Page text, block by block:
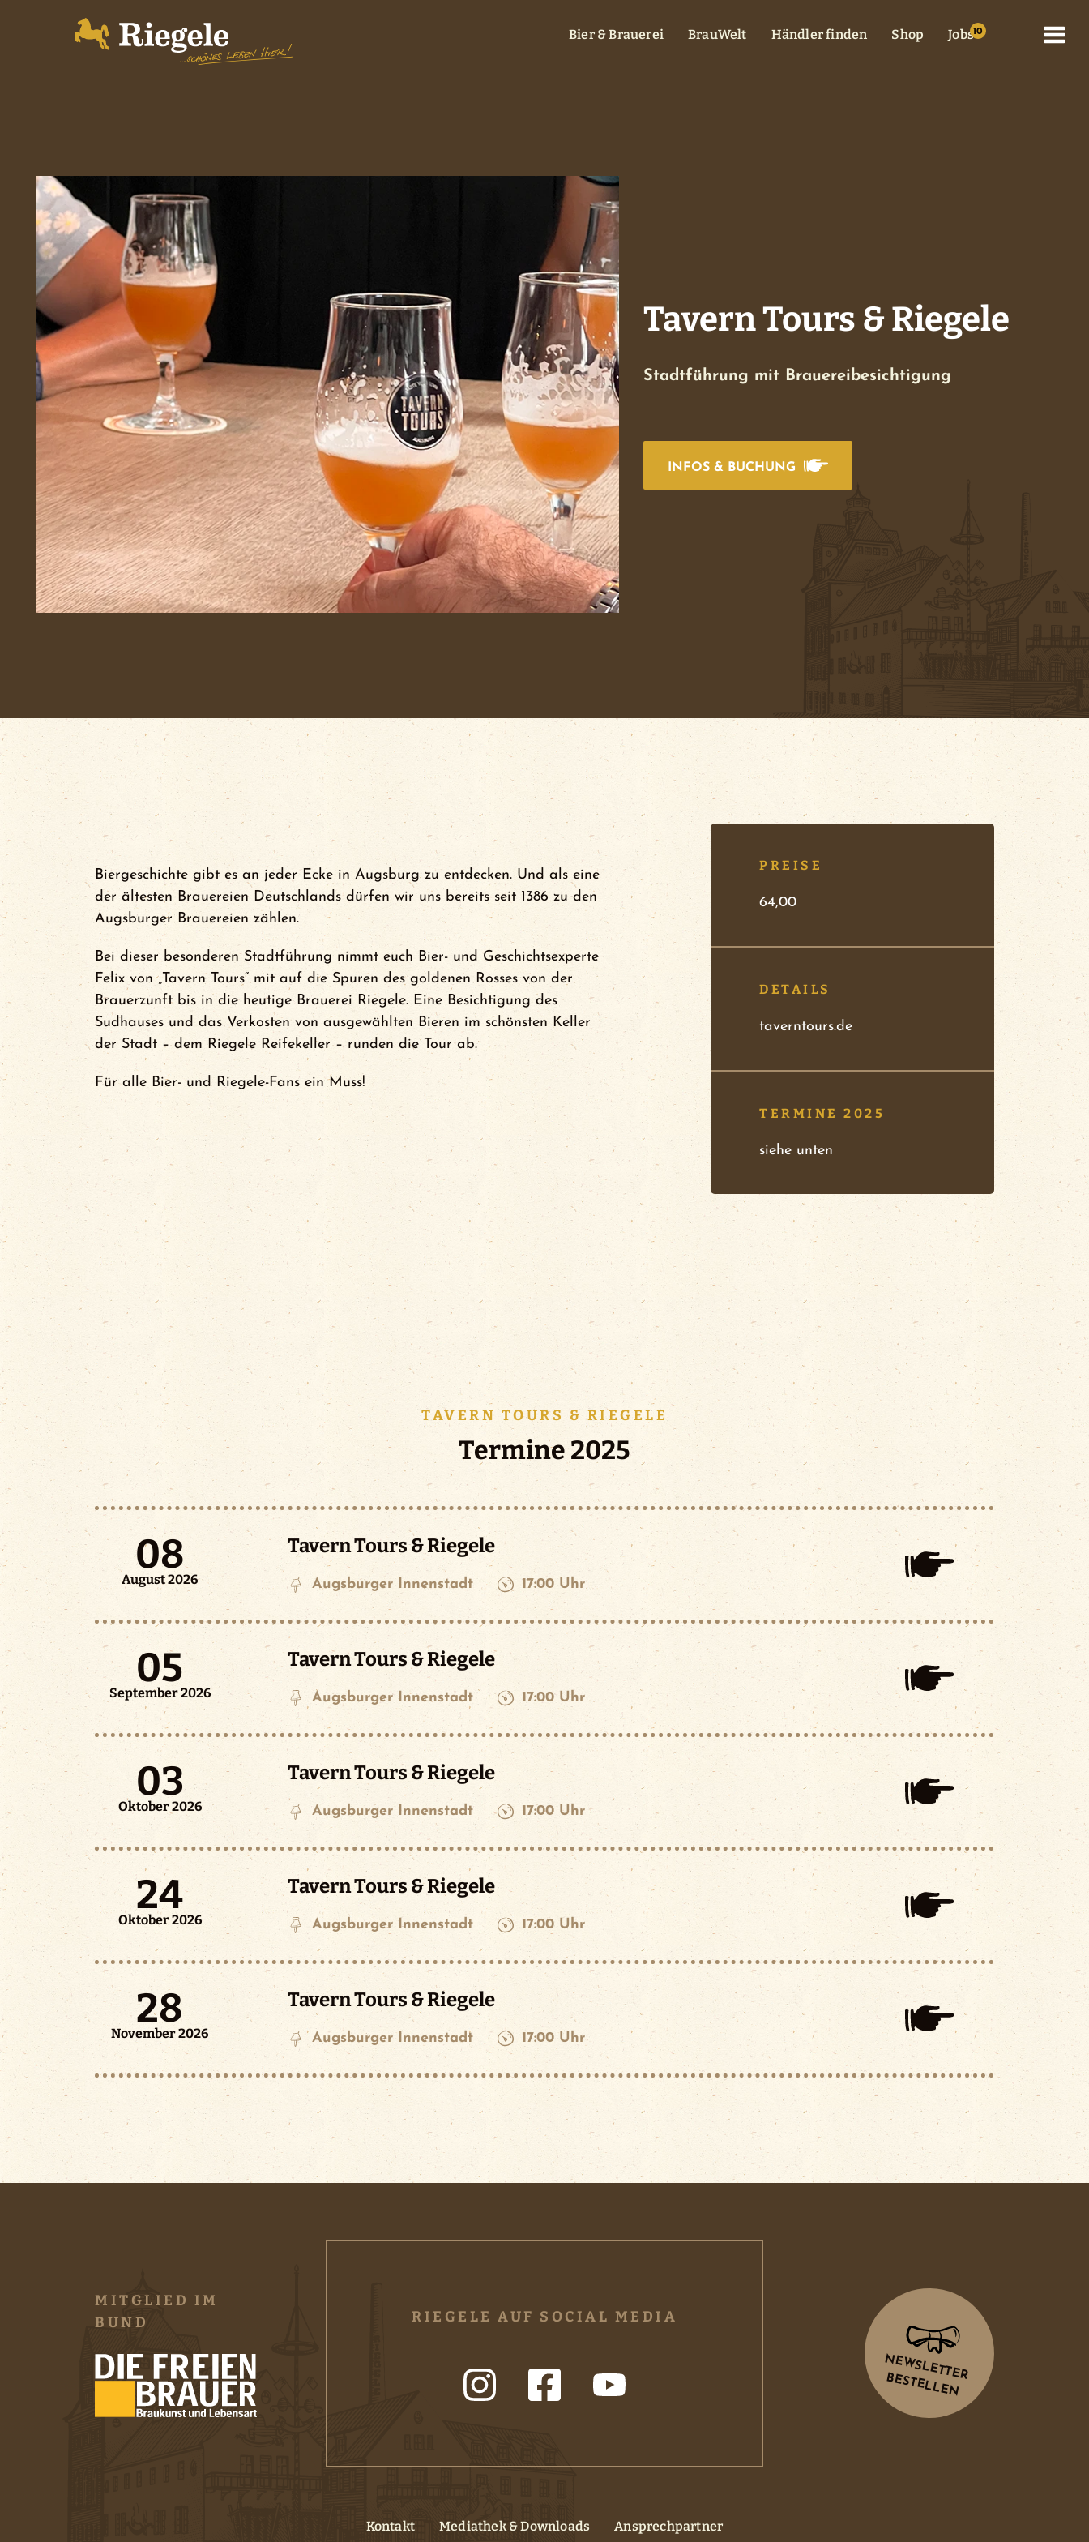
Brauerei
BrauWelt
Shop
Wirtshaus
BierFlug
Jobs
Händlersuche
Newsletter
News
Events
FCA Gewinnspiel
Bier & Brauerei BrauWelt Händler finden Shop Jobs
Tavern Tours & Riegele
Stadtführung mit Brauereibesichtigung
INFOS & BUCHUNG
Biergeschichte gibt es an jeder Ecke in Augsburg zu entdecken. Und als eine
der ältesten Brauereien Deutschlands dürfen wir uns bereits seit 1386 zu den
Augsburger Brauereien zählen.
Bei dieser besonderen Stadtführung nimmt euch Bier- und Geschichtsexperte
Felix von „Tavern Tours“ mit auf die Spuren des goldenen Rosses von der
Brauerzunft bis in die heutige Brauerei Riegele. Eine Besichtigung des
Sudhauses und das Verkosten von ausgewählten Bieren im schönsten Keller
der Stadt – dem Riegele Reifekeller – runden die Tour ab.
Für alle Bier- und Riegele-Fans ein Muss!
PREISE
64,00
DETAILS
taverntours.de
TERMINE 2025
siehe unten
TAVERN TOURS & RIEGELE
Termine 2025
08
August 2026
Tavern Tours & Riegele
Augsburger Innenstadt 17:00 Uhr
05
September 2026
Tavern Tours & Riegele
Augsburger Innenstadt 17:00 Uhr
03
Oktober 2026
Tavern Tours & Riegele
Augsburger Innenstadt 17:00 Uhr
24
Oktober 2026
Tavern Tours & Riegele
Augsburger Innenstadt 17:00 Uhr
28
November 2026
Tavern Tours & Riegele
Augsburger Innenstadt 17:00 Uhr
RIEGELE AUF SOCIAL MEDIA
NEWSLETTER
BESTELLEN
MITGLIED IM
BUND
Kontakt Mediathek & Downloads Ansprechpartner